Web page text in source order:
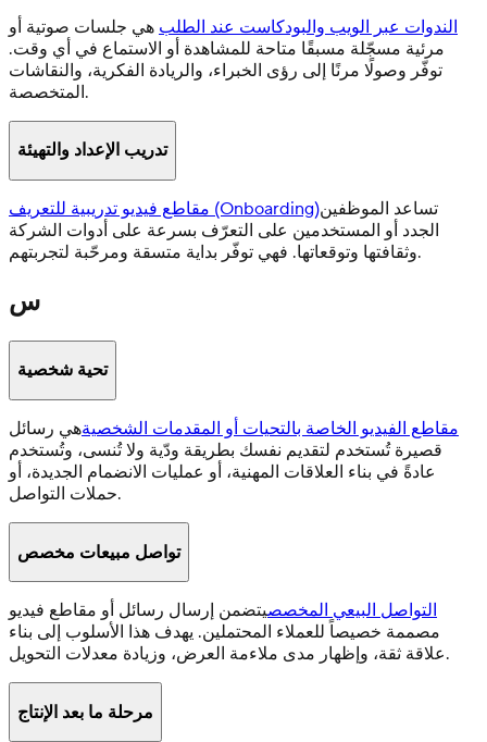
الندوات عبر الويب والبودكاست عند الطلب هي جلسات صوتية أو
مرئية مسجّلة مسبقًا متاحة للمشاهدة أو الاستماع في أي وقت.
توفّر وصولًا مرنًا إلى رؤى الخبراء، والريادة الفكرية، والنقاشات
المتخصصة.
تدريب الإعداد والتهيئة
مقاطع فيديو تدريبية للتعريف (Onboarding)تساعد الموظفين
الجدد أو المستخدمين على التعرّف بسرعة على أدوات الشركة
وثقافتها وتوقعاتها. فهي توفّر بداية متسقة ومرحّبة لتجربتهم.
س
تحية شخصية
مقاطع الفيديو الخاصة بالتحيات أو المقدمات الشخصيةهي رسائل
قصيرة تُستخدم لتقديم نفسك بطريقة ودّية ولا تُنسى، وتُستخدم
عادةً في بناء العلاقات المهنية، أو عمليات الانضمام الجديدة، أو
حملات التواصل.
تواصل مبيعات مخصص
التواصل البيعي المخصصيتضمن إرسال رسائل أو مقاطع فيديو
مصممة خصيصاً للعملاء المحتملين. يهدف هذا الأسلوب إلى بناء
علاقة ثقة، وإظهار مدى ملاءمة العرض، وزيادة معدلات التحويل.
مرحلة ما بعد الإنتاج